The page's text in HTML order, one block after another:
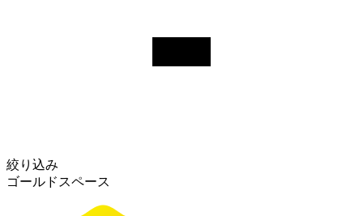
絞り込み
ゴールドスペース